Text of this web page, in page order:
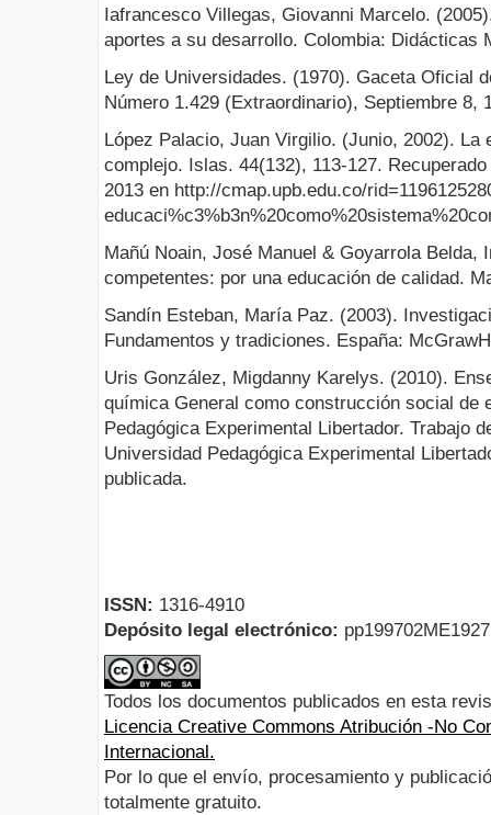
Iafrancesco Villegas, Giovanni Marcelo.
aportes a su desarrollo. Colombia: Didácticas
Ley de Universidades. (1970). Gaceta Oficial
Número 1.429 (Extraordinario), Septiembre 8,
López Palacio, Juan Virgilio. (Junio, 2002). La
complejo. Islas. 44(132), 113-127.
2013 en http://cmap.upb.edu.co/
Mañú Noain, José Manuel & Goyarrola Belda,
competentes: por una educación de calidad.
Sandín Esteban, María Paz. (2003).
Fundamentos y tradiciones. España:
Uris González, Migdanny Karelys. (2010).
química General como construcción social de
Pedagógica Experimental Libertador. Trabajo
Universidad Pedagógica Experimental
publicada.
ISSN: 1316-4910
Depósito legal electrónico:
Todos los documentos publicados en esta
Licencia Creative Commons Atribución -No
Internacional.
Por lo que el envío, procesamiento y
totalmente gratuito.